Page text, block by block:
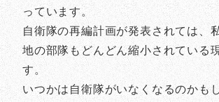
っています。
自衛隊の再編計画が発表されては、
地の部隊もどんどん縮小されている
す。
いつかは自衛隊がいなくなるのかも